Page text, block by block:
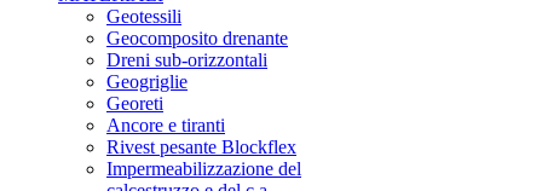
Geotessili
Geocomposito drenante
Dreni sub-orizzontali
Geogriglie
Georeti
Ancore e tiranti
Rivest pesante Blockflex
Impermeabilizzazione del